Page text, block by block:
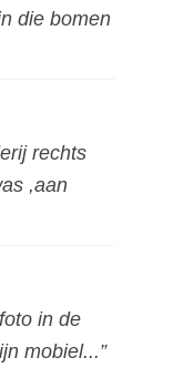
die bomen
rechts
,aan
in de
mobiel...”